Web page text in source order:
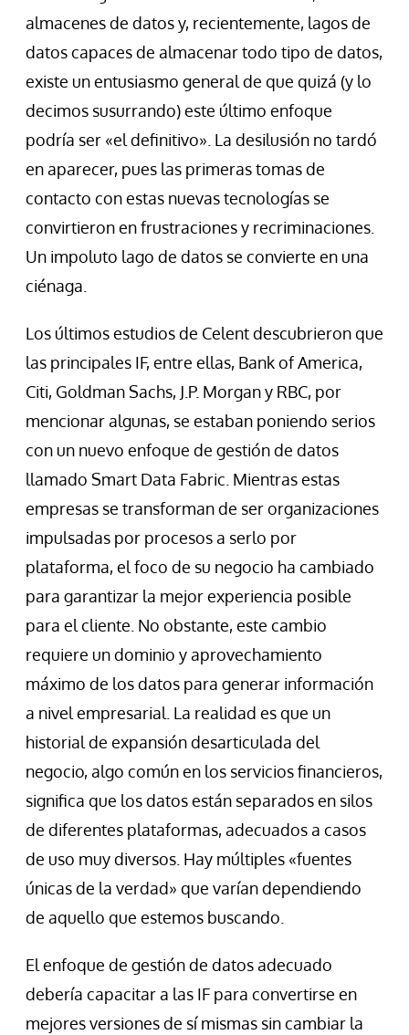
almacenes de datos y, recientemente, lagos de
datos capaces de almacenar todo tipo de datos,
existe un entusiasmo general de que quizá (y lo
decimos susurrando) este último enfoque
podría ser «el definitivo». La desilusión no tardó
en aparecer, pues las primeras tomas de
contacto con estas nuevas tecnologías se
convirtieron en frustraciones y recriminaciones.
Un impoluto lago de datos se convierte en una
ciénaga.
Los últimos estudios de Celent descubrieron que
las principales IF, entre ellas, Bank of America,
Citi, Goldman Sachs, J.P. Morgan y RBC, por
mencionar algunas, se estaban poniendo serios
con un nuevo enfoque de gestión de datos
llamado Smart Data Fabric. Mientras estas
empresas se transforman de ser organizaciones
impulsadas por procesos a serlo por
plataforma, el foco de su negocio ha cambiado
para garantizar la mejor experiencia posible
para el cliente. No obstante, este cambio
requiere un dominio y aprovechamiento
máximo de los datos para generar información
a nivel empresarial. La realidad es que un
historial de expansión desarticulada del
negocio, algo común en los servicios financieros,
significa que los datos están separados en silos
de diferentes plataformas, adecuados a casos
de uso muy diversos. Hay múltiples «fuentes
únicas de la verdad» que varían dependiendo
de aquello que estemos buscando.
El enfoque de gestión de datos adecuado
debería capacitar a las IF para convertirse en
mejores versiones de sí mismas sin cambiar la